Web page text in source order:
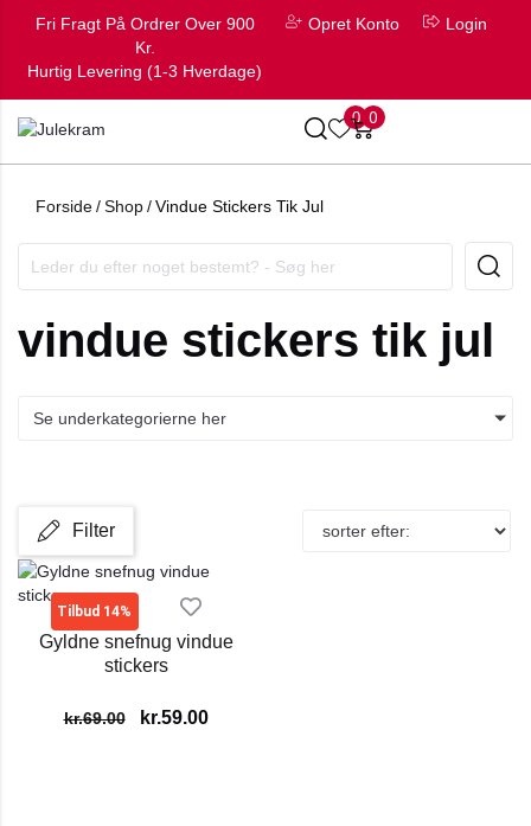
Fri Fragt På Ordrer Over 900
Kr.
Hurtig Levering (1-3 Hverdage)
Opret Konto Login
0 0
Forside/Shop/Vindue Stickers Tik Jul
vindue stickers tik jul
Se underkategorierne her
Filter
Tilbud 14%
Gyldne snefnug vindue
stickers
kr.69.00 kr.59.00